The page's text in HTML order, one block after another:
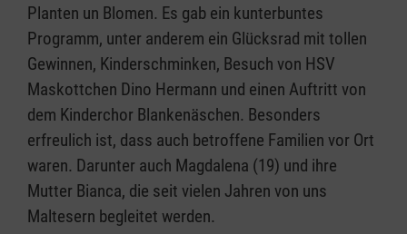
Planten un Blomen. Es gab ein kunterbuntes
Programm, unter anderem ein Glücksrad mit tollen
Gewinnen, Kinderschminken, Besuch von HSV
Maskottchen Dino Hermann und einen Auftritt von
dem Kinderchor Blankenäschen. Besonders
erfreulich ist, dass auch betroffene Familien vor Ort
waren. Darunter auch Magdalena (19) und ihre
Mutter Bianca, die seit vielen Jahren von uns
Maltesern begleitet werden.